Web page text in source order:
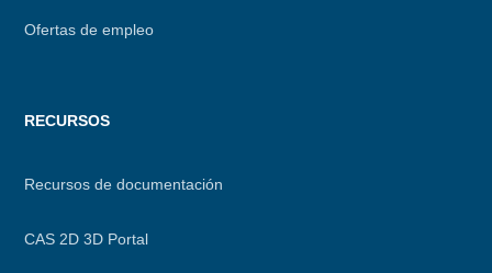
Ofertas de empleo
RECURSOS
Recursos de documentación
CAS 2D 3D Portal